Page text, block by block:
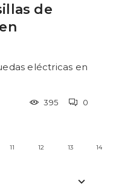
de
eléctricas en
395 0
11 12 13 14